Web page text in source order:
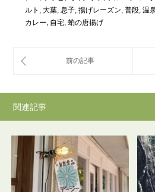
ルト , 大葉, 息子, 揚げレーズン, 普段, 温
カレー, 自宅, 蛸の唐揚げ
関連記事